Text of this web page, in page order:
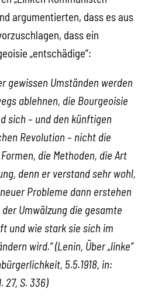
argumentierten, dass es aus
dass ein
„entschädige“:
gewissen Umständen werden
ablehnen, die Bourgeoisie
sich – und den künftigen
Revolution – nicht die
die Methoden, die Art
denn er verstand sehr wohl,
Probleme dann erstehen
Umwälzung die gesamte
und wie stark sie sich im
wird.“ (Lenin, Über „linke“
5.5.1918, in:
27, S. 336)